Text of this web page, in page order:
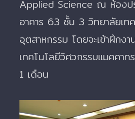
Applied Science ณ ห้องป
อาคาร 63 ชั้น 3 วิทยาลัยเท
อุตสาหกรรม โดยจะเข้าฝึกง
เทคโนโลยีวิศวกรรมแมคคาท
1 เดือน